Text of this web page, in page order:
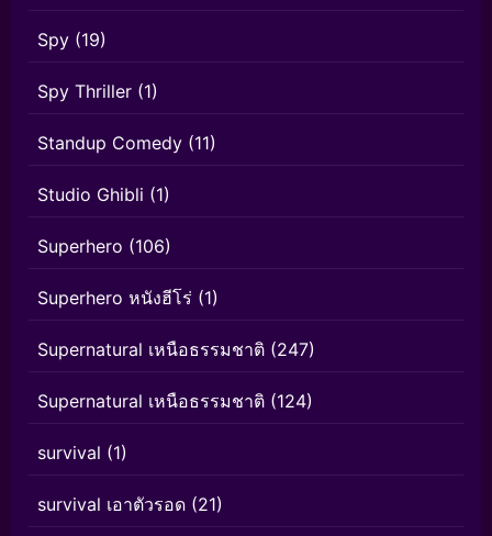
Spy (19)
Spy Thriller (1)
Standup Comedy (11)
Studio Ghibli (1)
Superhero (106)
Superhero หนังฮีโร่ (1)
Supernatural เหนือธรรมชาติ (247)
Supernatural เหนือธรรมชาติ (124)
survival (1)
survival เอาตัวรอด (21)